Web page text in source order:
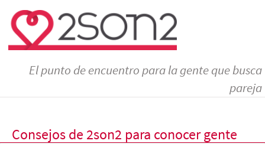
El punto de encuentro para la gente que busca
pareja
Consejos de 2son2 para conocer gente